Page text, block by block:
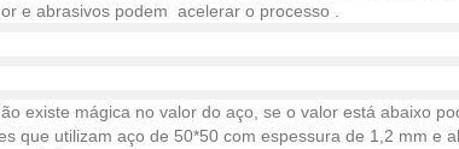
e abrasivos podem acelerar o processo .
existe mágica no valor do aço, se o valor está abaixo
que utilizam aço de 50*50 com espessura de 1,2 mm e